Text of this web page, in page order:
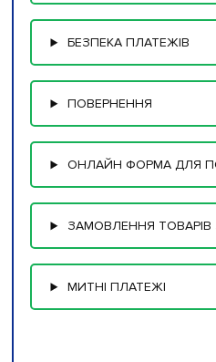
БЕЗПЕКА ПЛАТЕЖІВ
ПОВЕРНЕННЯ
ОНЛАЙН ФОРМА ДЛЯ
ЗАМОВЛЕННЯ ТОВАРІВ
МИТНІ ПЛАТЕЖІ